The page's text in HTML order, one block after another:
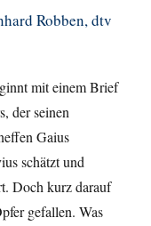
Robben, dtv
mit einem Brief
der seinen
Gaius
schätzt und
Doch kurz darauf
gefallen. Was